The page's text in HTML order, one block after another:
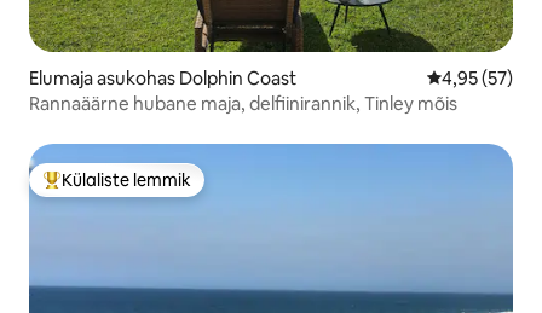
Elumaja asukohas Dolphin Coast Keskmine
4,95 (57)
Rannaäärne hubane maja, delfiinirannik, Tinley mõis
Külaliste suur lemmik
Külaliste lemmik